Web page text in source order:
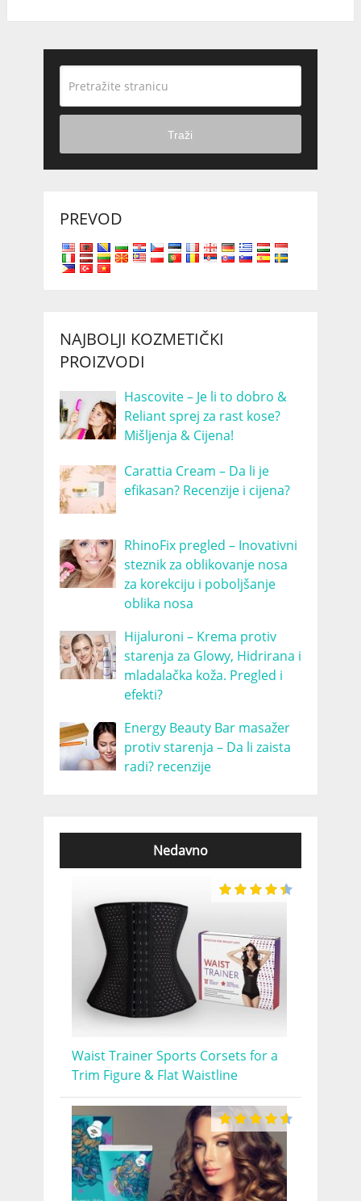
Traži
PREVOD
NAJBOLJI KOZMETIČKI
PROIZVODI
Hascovite – Je li to dobro &
Reliant sprej za rast kose?
Mišljenja & Cijena!
Carattia Cream – Da li je
efikasan? Recenzije i cijena?
RhinoFix pregled – Inovativni
steznik za oblikovanje nosa
za korekciju i poboljšanje
oblika nosa
Hijaluroni – Krema protiv
starenja za Glowy, Hidrirana i
mladalačka koža. Pregled i
efekti?
Energy Beauty Bar masažer
protiv starenja – Da li zaista
radi? recenzije
Nedavno
Waist Trainer Sports Corsets for a
Trim Figure & Flat Waistline